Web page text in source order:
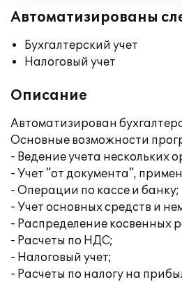
Автоматизированы
Бухгалтерский учет
Налоговый учет
Описание
Автоматизирован
Основные возможности
- Ведение учета
- Учет "от документа",
- Операции по кассе и банку;
- Учет основных средств и
- Распределение косвенных
- Расчеты по НДС;
- Налоговый учет;
- Расчеты по налогу на